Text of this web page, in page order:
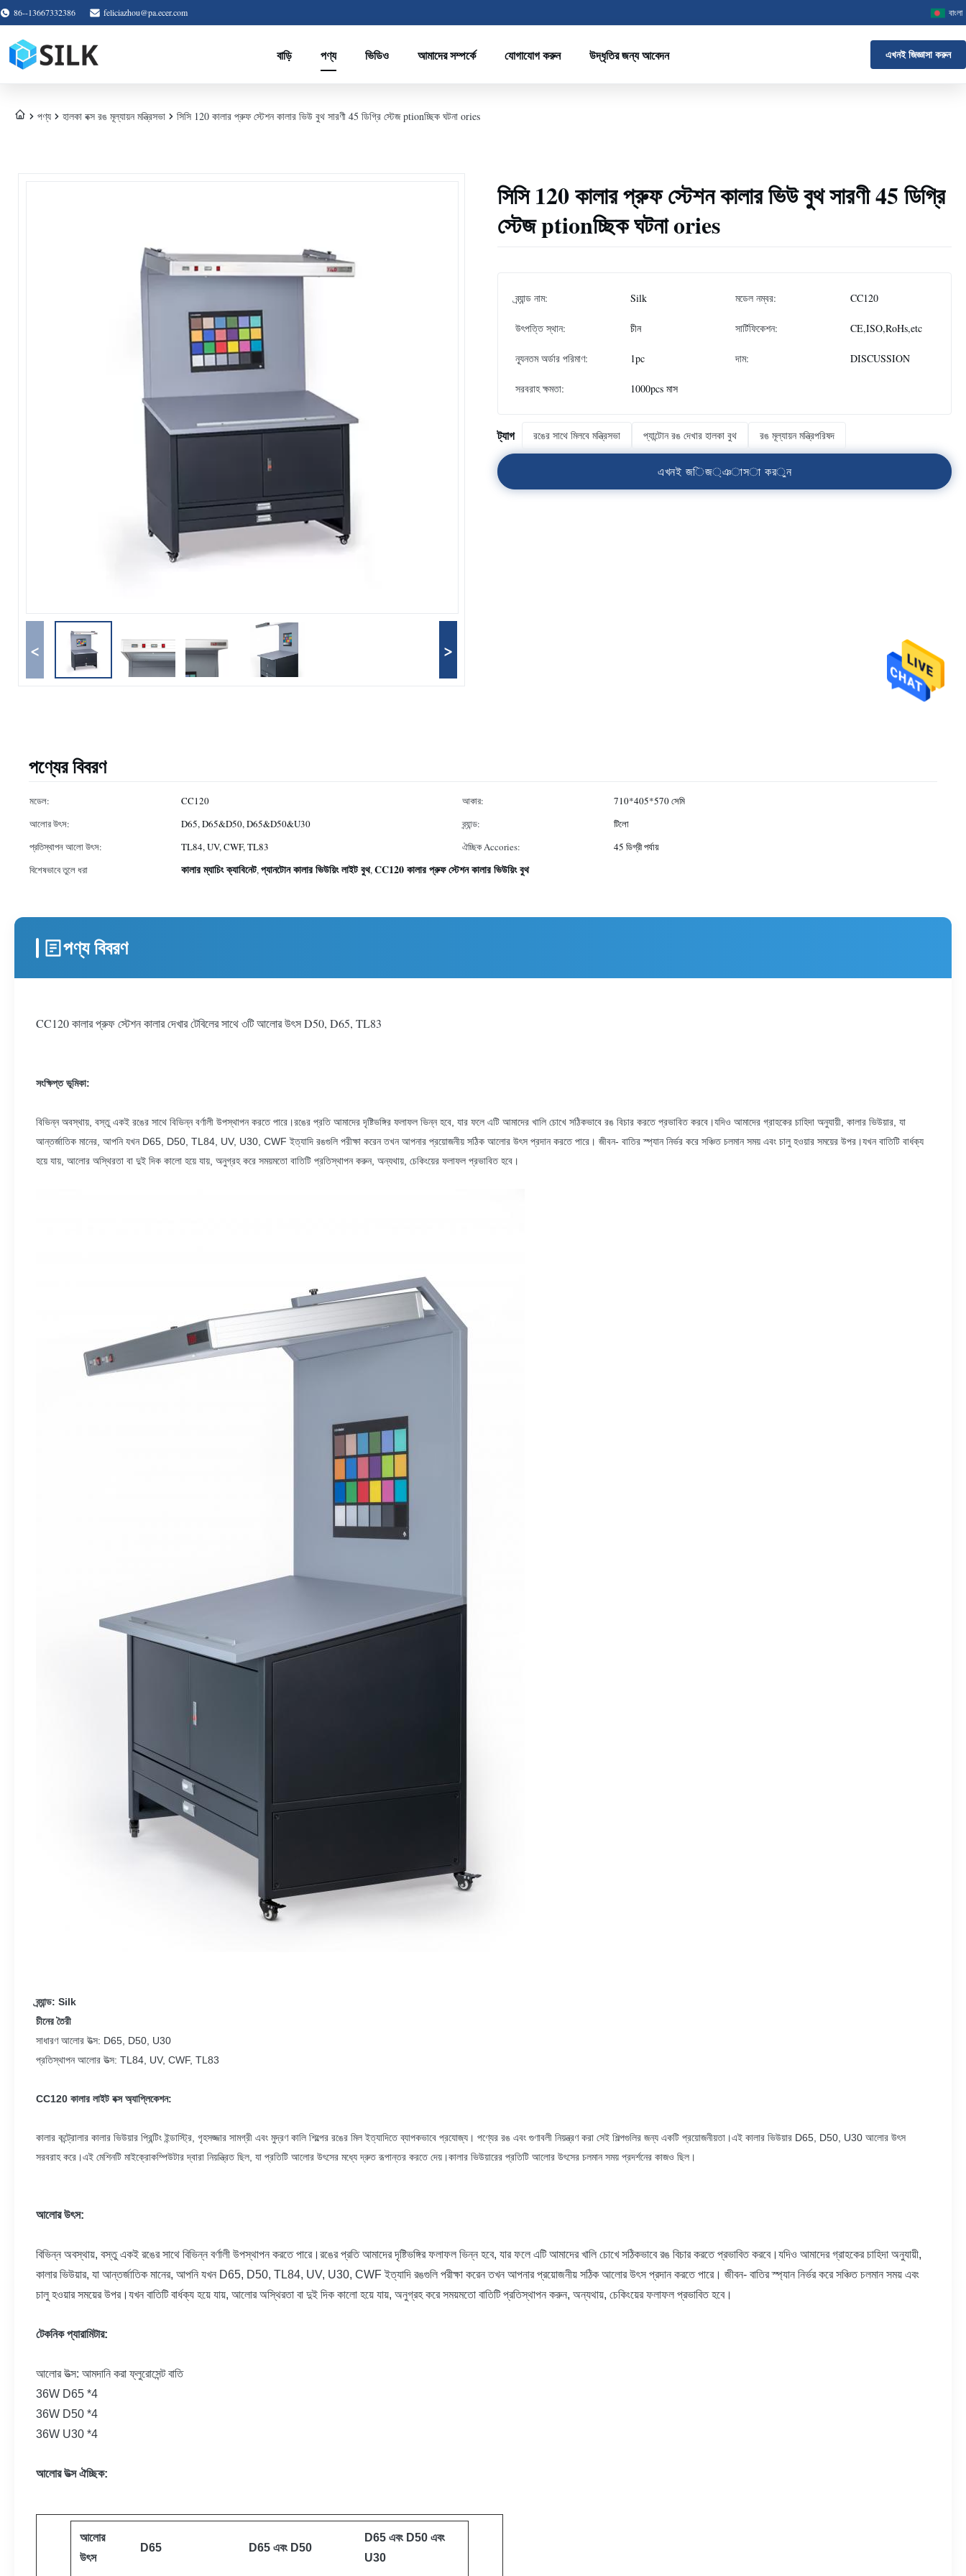
86--13667332386 feliciazhou@pa.ecer.com বাংলা
বাড়ি পণ্য ভিডিও আমাদের সম্পর্কে যোগাযোগ করুন উদ্ধৃতির জন্য আবেদন এখনই জিজ্ঞাসা করুন
পণ্য হালকা বক্স রঙ মূল্যায়ন মন্ত্রিসভা সিসি 120 কালার প্রুফ স্টেশন কালার ভিউ বুথ সারণী 45 ডিগ্রি স্টেজ ptionচ্ছিক ঘটনা ories
< >
সিসি 120 কালার প্রুফ স্টেশন কালার ভিউ বুথ সারণী 45 ডিগ্রি
স্টেজ ptionচ্ছিক ঘটনা ories
ব্র্যান্ড নাম: Silk মডেল নম্বর: CC120
উৎপত্তি স্থান: চীন সার্টিফিকেশন: CE,ISO,RoHs,etc
ন্যূনতম অর্ডার পরিমাণ: 1pc দাম: DISCUSSION
সরবরাহ ক্ষমতা: 1000pcs মাস
ট্যাগ রঙের সাথে মিলবে মন্ত্রিসভা প্যান্টোন রঙ দেখার হালকা বুথ রঙ মূল্যায়ন মন্ত্রিপরিষদ
এখনই জিজ্ঞাসা করুন
পণ্যের বিবরণ
মডেল: CC120 আকার:
710*405*570 সেমি
আলোর উৎস:
D65, D65&D50, D65&D50&U30 ব্র্যান্ড:
টিলো
প্রতিস্থাপন আলো উৎস:
TL84, UV, CWF, TL83 ঐচ্ছিক Accories:
45 ডিগ্রী পর্যায়
বিশেষভাবে তুলে ধরা
কালার ম্যাচিং ক্যাবিনেট,প্যানটোন কালার ভিউয়িং লাইট বুথ,CC120 কালার প্রুফ স্টেশন কালার ভিউয়িং বুথ
পণ্য বিবরণ
CC120 কালার প্রুফ স্টেশন কালার দেখার টেবিলের সাথে ৩টি আলোর উৎস D50, D65, TL83
সংক্ষিপ্ত ভূমিকা:
বিভিন্ন অবস্থায়, বস্তু একই রঙের সাথে বিভিন্ন বর্ণালী উপস্থাপন করতে পারে।রঙের প্রতি আমাদের দৃষ্টিভঙ্গির ফলাফল ভিন্ন হবে, যার ফলে এটি আমাদের খালি চোখে সঠিকভাবে রঙ বিচার করতে প্রভাবিত করবে।যদিও আমাদের গ্রাহকের চাহিদা অনুযায়ী, কালার ভিউয়ার, যা
আন্তর্জাতিক মানের, আপনি যখন D65, D50, TL84, UV, U30, CWF ইত্যাদি রঙগুলি পরীক্ষা করেন তখন আপনার প্রয়োজনীয় সঠিক আলোর উৎস প্রদান করতে পারে। জীবন- বাতির স্প্যান নির্ভর করে সঞ্চিত চলমান সময় এবং চালু হওয়ার সময়ের উপর।যখন বাতিটি বার্ধক্য
হয়ে যায়, আলোর অস্থিরতা বা দুই দিক কালো হয়ে যায়, অনুগ্রহ করে সময়মতো বাতিটি প্রতিস্থাপন করুন, অন্যথায়, চেকিংয়ের ফলাফল প্রভাবিত হবে।
ব্র্যান্ড: Silk
চীনের তৈরী
সাধারণ আলোর উত্স: D65, D50, U30
প্রতিস্থাপন আলোর উত্স: TL84, UV, CWF, TL83
CC120 কালার লাইট বক্স অ্যাপ্লিকেশন:
কালার কন্ট্রোলার কালার ভিউয়ার প্রিন্টিং ইন্ডাস্ট্রি, গৃহসজ্জার সামগ্রী এবং মুদ্রণ কালি শিল্পের রঙের মিল ইত্যাদিতে ব্যাপকভাবে প্রযোজ্য। পণ্যের রঙ এবং গুণাবলী নিয়ন্ত্রণ করা সেই শিল্পগুলির জন্য একটি প্রয়োজনীয়তা।এই কালার ভিউয়ার D65, D50, U30 আলোর উৎস
সরবরাহ করে।এই মেশিনটি মাইক্রোকম্পিউটার দ্বারা নিয়ন্ত্রিত ছিল, যা প্রতিটি আলোর উৎসের মধ্যে দ্রুত রূপান্তর করতে দেয়।কালার ভিউয়ারের প্রতিটি আলোর উৎসের চলমান সময় প্রদর্শনের কাজও ছিল।
আলোর উৎস:
বিভিন্ন অবস্থায়, বস্তু একই রঙের সাথে বিভিন্ন বর্ণালী উপস্থাপন করতে পারে।রঙের প্রতি আমাদের দৃষ্টিভঙ্গির ফলাফল ভিন্ন হবে, যার ফলে এটি আমাদের খালি চোখে সঠিকভাবে রঙ বিচার করতে প্রভাবিত করবে।যদিও আমাদের গ্রাহকের চাহিদা অনুযায়ী,
কালার ভিউয়ার, যা আন্তর্জাতিক মানের, আপনি যখন D65, D50, TL84, UV, U30, CWF ইত্যাদি রঙগুলি পরীক্ষা করেন তখন আপনার প্রয়োজনীয় সঠিক আলোর উৎস প্রদান করতে পারে। জীবন- বাতির স্প্যান নির্ভর করে সঞ্চিত চলমান সময় এবং
চালু হওয়ার সময়ের উপর।যখন বাতিটি বার্ধক্য হয়ে যায়, আলোর অস্থিরতা বা দুই দিক কালো হয়ে যায়, অনুগ্রহ করে সময়মতো বাতিটি প্রতিস্থাপন করুন, অন্যথায়, চেকিংয়ের ফলাফল প্রভাবিত হবে।
টেকনিক প্যারামিটার:
আলোর উত্স: আমদানি করা ফ্লুরোসেন্ট বাতি
36W D65 *4
36W D50 *4
36W U30 *4
আলোর উত্স ঐচ্ছিক:
আলোর
উৎস
D65 D65 এবং D50
D65 এবং D50 এবং
U30